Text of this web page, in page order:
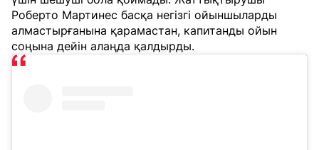
Роберто Мартинес басқа негізгі ойыншыларды
алмастырғанына қарамастан, капитанды ойын
соңына дейін алаңда қалдырды.